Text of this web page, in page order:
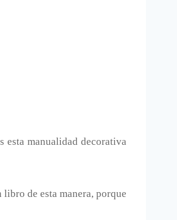
esta manualidad decorativa
de esta manera, porque